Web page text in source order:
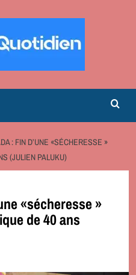
: FIN D’UNE «SÉCHERESSE »
(JULIEN PALUKU)
«sécheresse »
de 40 ans